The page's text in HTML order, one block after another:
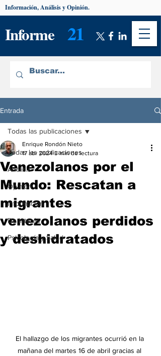
Informe 21
Información, Análisis y Opinión.
Entrada
Todas las publicaciones
Análisis
Opinión
Información
De interés
Psicología y Salud
Todas las publicaciones
Venezolanos por el
Mundo: Rescatan a
migrantes
venezolanos perdidos
y deshidratados
Enrique Rondón Nieto
17 abr 2024 3 min de lectura
El hallazgo de los migrantes ocurrió en la
mañana del martes 16 de abril gracias al